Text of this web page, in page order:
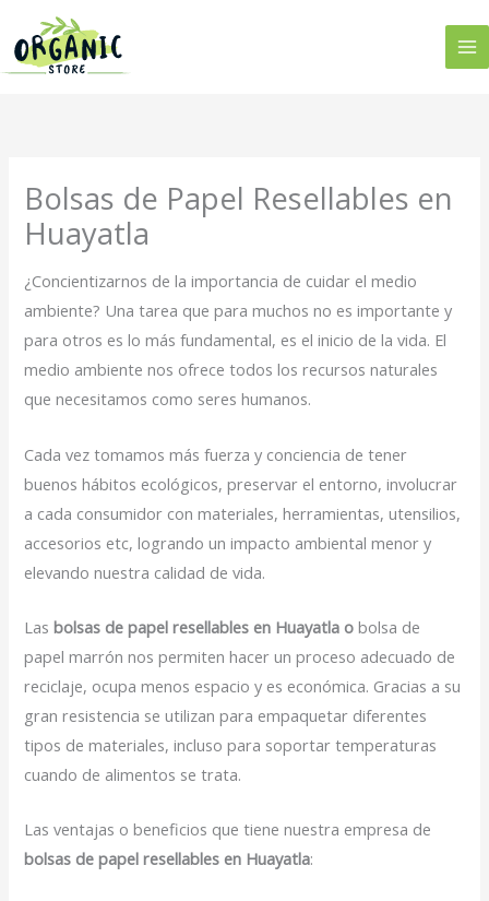
contenido
Bolsas de Papel Resellables en
Huayatla
¿Concientizarnos de la importancia de cuidar el medio
ambiente? Una tarea que para muchos no es importante y
para otros es lo más fundamental, es el inicio de la vida. El
medio ambiente nos ofrece todos los recursos naturales
que necesitamos como seres humanos.
Cada vez tomamos más fuerza y conciencia de tener
buenos hábitos ecológicos, preservar el entorno, involucrar
a cada consumidor con materiales, herramientas, utensilios,
accesorios etc, logrando un impacto ambiental menor y
elevando nuestra calidad de vida.
Lasbolsas de papel resellables en Huayatla o bolsa de
papel marrón nos permiten hacer un proceso adecuado de
reciclaje, ocupa menos espacio y es económica. Gracias a su
gran resistencia se utilizan para empaquetar diferentes
tipos de materiales, incluso para soportar temperaturas
cuando de alimentos se trata.
Las ventajas o beneficios que tiene nuestra empresa de
bolsas de papel resellables en Huayatla: